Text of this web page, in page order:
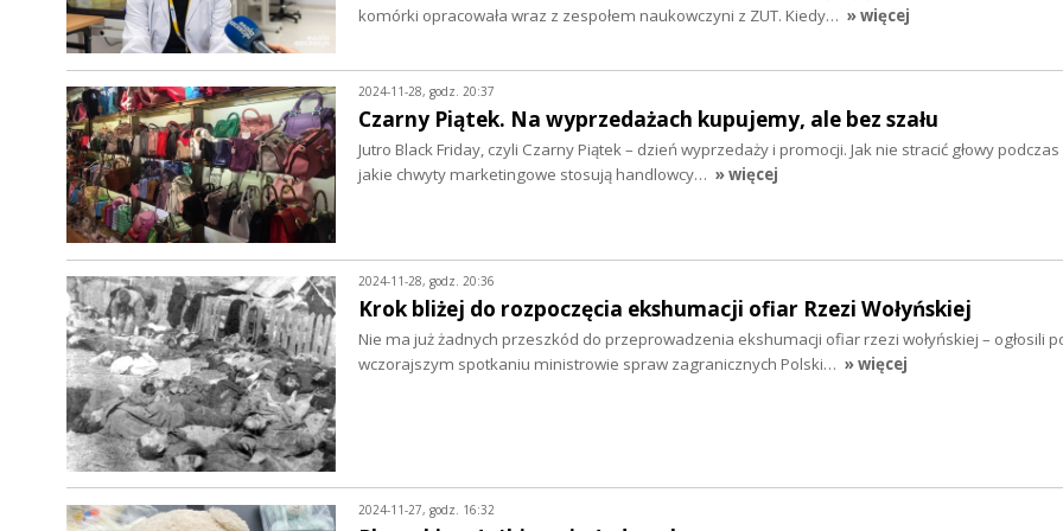
komórki opracowała wraz z zespołem naukowczyni z ZUT. Kiedy… » więcej
2024-11-28, godz. 20:37
Czarny Piątek. Na wyprzedażach kupujemy, ale bez szału
Jutro Black Friday, czyli Czarny Piątek – dzień wyprzedaży i promocji. Jak nie stracić głowy
jakie chwyty marketingowe stosują handlowcy… » więcej
2024-11-28, godz. 20:36
Krok bliżej do rozpoczęcia ekshumacji ofiar Rzezi Wołyńskiej
Nie ma już żadnych przeszkód do przeprowadzenia ekshumacji ofiar rzezi wołyńskiej – ogłosili
wczorajszym spotkaniu ministrowie spraw zagranicznych Polski… » więcej
2024-11-27, godz. 16:32